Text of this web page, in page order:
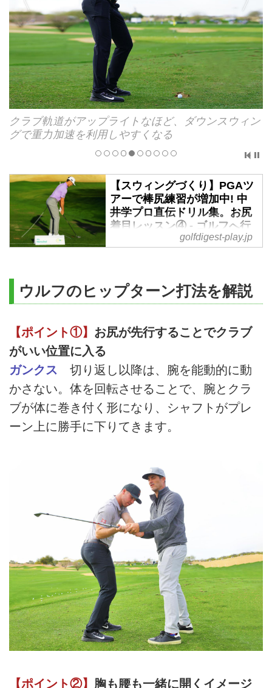
クラブ軌道がアップライトなほど、ダウンスウィン
グで重力加速を利用しやすくなる
シャフトクロスでヒールアップが特徴
【スウィングづくり】PGAツ
アーで棒尻練習が増加中! 中
井学プロ直伝ドリル集。お尻
着目レッスン④ - ゴルフへ行
こうWEB by ゴルフダイジェ
お尻の使い方は分かったけれど、
いまいちお尻がまだ使えないって
ぜひ実践してみてください。
golfdigest-play.jp
ウルフのヒップターン打法を解説
【ポイント①】 お尻が先行することでクラブ
がいい位置に入る
ガンクス 切り返し以降は、腕を能動的に動
かさない。体を回転させることで、腕とクラ
ブが体に巻き付く形になり、シャフトがプレ
ーン上に勝手に下りてきます。
【ポイント②】 胸も腰も一緒に開くイメージ